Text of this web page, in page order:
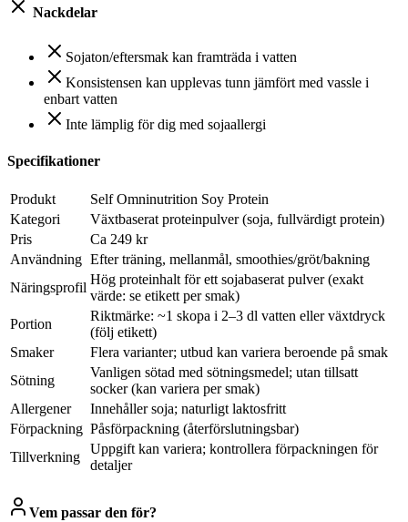
Nackdelar
Sojaton/eftersmak kan framträda i vatten
Konsistensen kan upplevas tunn jämfört med vassle i
enbart vatten
Inte lämplig för dig med sojaallergi
Specifikationer
Produkt
Self Omninutrition Soy Protein
Kategori
Växtbaserat proteinpulver (soja, fullvärdigt protein)
Pris
Ca 249 kr
Användning Efter träning, mellanmål, smoothies/gröt/bakning
Näringsprofil
Hög proteinhalt för ett sojabaserat pulver (exakt
värde: se etikett per smak)
Portion
Riktmärke: ~1 skopa i 2–3 dl vatten eller växtdryck
(följ etikett)
Smaker
Flera varianter; utbud kan variera beroende på smak
Sötning
Vanligen sötad med sötningsmedel; utan tillsatt
socker (kan variera per smak)
Allergener
Innehåller soja; naturligt laktosfritt
Förpackning Påsförpackning (återförslutningsbar)
Tillverkning
Uppgift kan variera; kontrollera förpackningen för
detaljer
Vem passar den för?